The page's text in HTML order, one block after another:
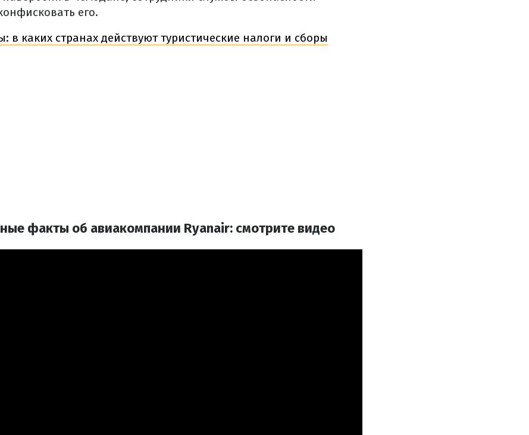
его.
в каких странах действуют туристические налоги и сборы
факты об авиакомпании Ryanair: смотрите видео